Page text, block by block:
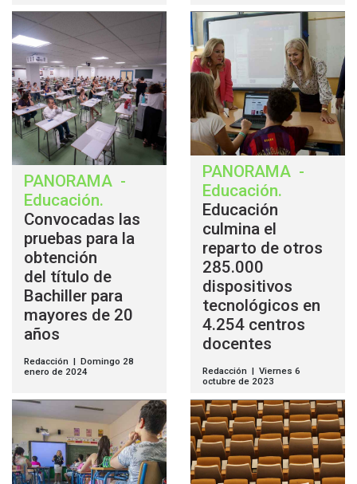
PANORAMA -
Educación.
Convocadas las
pruebas para la
obtención
del título de
Bachiller para
mayores de 20
años
Redacción | Domingo 28
enero de 2024
PANORAMA -
Educación.
Educación
culmina el
reparto de otros
285.000
dispositivos
tecnológicos en
4.254 centros
docentes
Redacción | Viernes 6
octubre de 2023